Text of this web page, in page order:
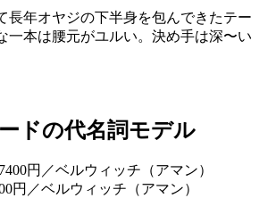
長年オヤジの下半身を包んできたテー
一本は腰元がユルい。決め手は深〜い
ドの代名詞モデル
円／ベルウィッチ（アマン）